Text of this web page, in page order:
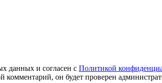
данных и согласен с Политикой
он будет проверен